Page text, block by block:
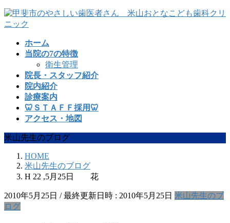
コ
ン
ナ
ビ
ホーム
当院の7の特徴
衛生管理
院長・スタッフ紹介
院内紹介
診療案内
🦷ＳＴＡＦＦ採用🦷
アクセス・地図
米山先生のブログ
HOME
米山先生のブログ
H 22 ,5月25日 花
2010年5月25日 / 最終更新日時 : 2010年5月25日 米山先生のブ
ログ